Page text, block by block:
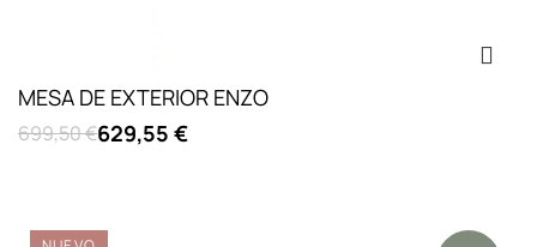
MESA DE EXTERIOR ENZO
699,50 €629,55 €